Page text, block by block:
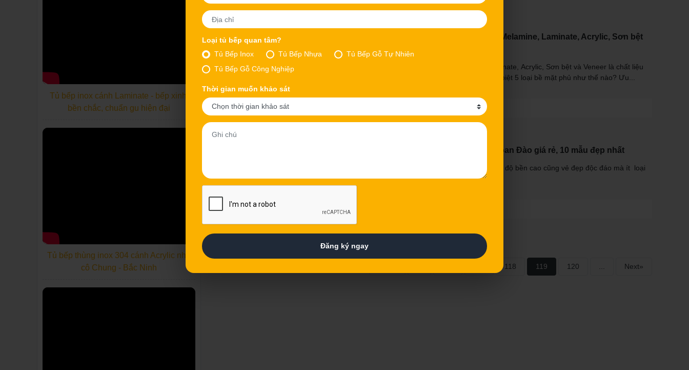
Phân biệt gỗ công nghiệp phủ Melamine, Laminate, Acrylic, Sơn bệt
và Veneer
phổ biến cho nội thất hiện nay. Phân biệt 5 loại bề mặt phủ như thế nào? Ưu...
Kinh nghiệm đóng tủ bếp gỗ Xoan Đào giá rẻ, 10 mẫu đẹp nhất
Đóng tủ bếp bằng gỗ Xoan Đào sẽ có độ bền cao cũng vẻ đẹp độc đáo mà ít loại
gỗ tự nhiên nào có được. Cùng...
118 119 120 Next»
Tủ bếp inox cánh Laminate - bếp xinh,
bền chắc, chuẩn gu hiện đại
Tủ bếp thùng inox 304 cánh Acrylic nhà
cô Chung - Bắc Ninh
Loại tủ bếp quan tâm?
Tủ Bếp Inox
Tủ Bếp Nhựa
Tủ Bếp Gỗ Tự Nhiên
Tủ Bếp Gỗ Công Nghiệp
Thời gian muốn khảo sát
Đăng ký ngay